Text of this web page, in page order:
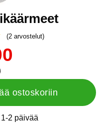
5 Tähdet, Ohita kaikki
(2 arvostelut)
ostoskoriin
1-2 päivää